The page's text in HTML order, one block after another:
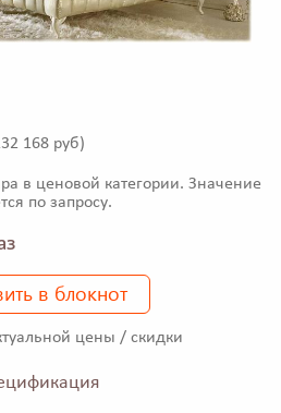
168 руб)
в ценовой категории. Значение
по запросу.
в блокнот
цены / скидки